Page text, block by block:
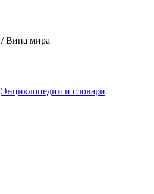
/Вина мира
Энциклопедии и словари